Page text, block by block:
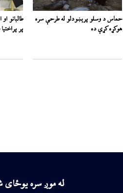
حماس د وسلو پرېښودلو له طرحې سره
هوکړه کړې ده
طالبانو
پر
له موږ سره